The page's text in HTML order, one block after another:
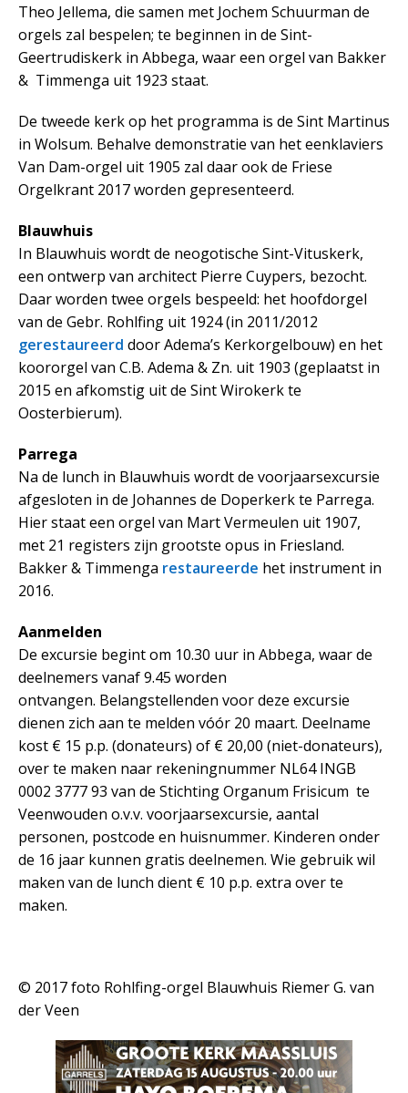
Theo Jellema, die samen met Jochem Schuurman de
orgels zal bespelen; te beginnen in de Sint-
Geertrudiskerk in Abbega, waar een orgel van Bakker
& Timmenga uit 1923 staat.
De tweede kerk op het programma is de Sint Martinus
in Wolsum. Behalve demonstratie van het eenklaviers
Van Dam-orgel uit 1905 zal daar ook de Friese
Orgelkrant 2017 worden gepresenteerd.
Blauwhuis
In Blauwhuis wordt de neogotische Sint-Vituskerk,
een ontwerp van architect Pierre Cuypers, bezocht.
Daar worden twee orgels bespeeld: het hoofdorgel
van de Gebr. Rohlfing uit 1924 (in 2011/2012
gerestaureerd door Adema’s Kerkorgelbouw) en het
koororgel van C.B. Adema & Zn. uit 1903 (geplaatst in
2015 en afkomstig uit de Sint Wirokerk te
Oosterbierum).
Parrega
Na de lunch in Blauwhuis wordt de voorjaarsexcursie
afgesloten in de Johannes de Doperkerk te Parrega.
Hier staat een orgel van Mart Vermeulen uit 1907,
met 21 registers zijn grootste opus in Friesland.
Bakker & Timmenga restaureerde het instrument in
2016.
Aanmelden
De excursie begint om 10.30 uur in Abbega, waar de
deelnemers vanaf 9.45 worden
ontvangen. Belangstellenden voor deze excursie
dienen zich aan te melden vóór 20 maart. Deelname
kost € 15 p.p. (donateurs) of € 20,00 (niet-donateurs),
over te maken naar rekeningnummer NL64 INGB
0002 3777 93 van de Stichting Organum Frisicum te
Veenwouden o.v.v. voorjaarsexcursie, aantal
personen, postcode en huisnummer. Kinderen onder
de 16 jaar kunnen gratis deelnemen. Wie gebruik wil
maken van de lunch dient € 10 p.p. extra over te
maken.
© 2017 foto Rohlfing-orgel Blauwhuis Riemer G. van
der Veen